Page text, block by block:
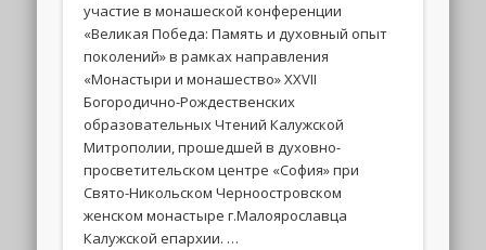
участие в монашеской конференции
«Великая Победа: Память и духовный опыт
поколений» в рамках направления
«Монастыри и монашество» XXVII
Богородично-Рождественских
образовательных Чтений Калужской
Митрополии, прошедшей в духовно-
просветительском центре «София» при
Свято-Никольском Черноостровском
женском монастыре г.Малоярославца
Калужской епархии. …